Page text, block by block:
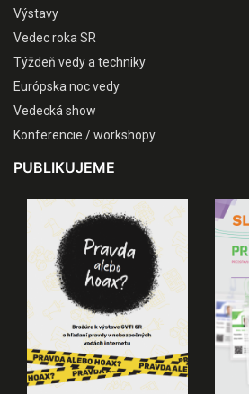
Výstavy
Vedec roka SR
Týždeň vedy a techniky
Európska noc vedy
Vedecká show
Konferencie / workshopy
PUBLIKUJEME